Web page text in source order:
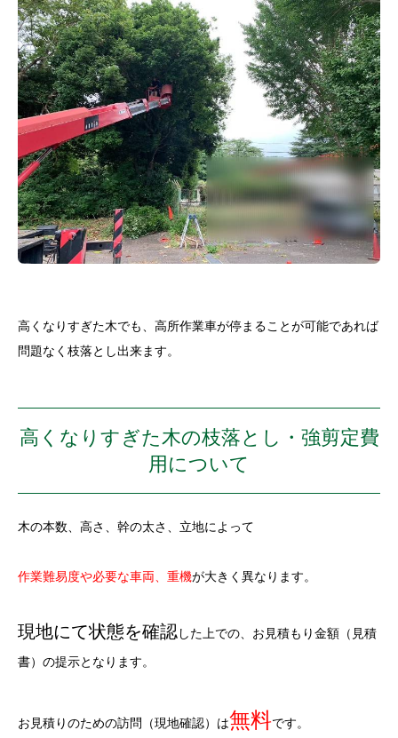
高くなりすぎた木でも、高所作業車が停まることが可能であれば
問題なく枝落とし出来ます。
高くなりすぎた木の枝落とし・強剪定費
用について
木の本数、高さ、幹の太さ、立地によって
作業難易度や必要な車両、重機が大きく異なります。
現地にて状態を確認した上での、 お見積もり金額（見積
書）の提示となります。
お見積りのための訪問（現地確認）は無料です。